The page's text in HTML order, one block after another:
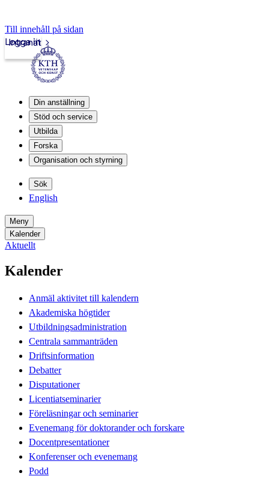
Till innehåll på sidan
Intranät
Logga in
Din anställning
Stöd och service
Utbilda
Forska
Organisation och styrning
Sök
English
Meny
Kalender
Aktuellt
Kalender
Anmäl aktivitet till kalendern
Akademiska högtider
Utbildningsadministration
Centrala sammanträden
Driftsinformation
Debatter
Disputationer
Licentiatseminarier
Föreläsningar och seminarier
Evenemang för doktorander och forskare
Docentpresentationer
Konferenser och evenemang
Podd